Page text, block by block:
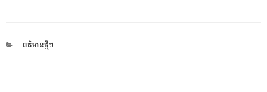
CATEGORIES
ពត៌មានថ្មីៗ